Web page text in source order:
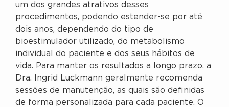
um dos grandes atrativos desses
procedimentos, podendo estender-se por até
dois anos, dependendo do tipo de
bioestimulador utilizado, do metabolismo
individual do paciente e dos seus hábitos de
vida. Para manter os resultados a longo prazo, a
Dra. Ingrid Luckmann geralmente recomenda
sessões de manutenção, as quais são definidas
de forma personalizada para cada paciente. O